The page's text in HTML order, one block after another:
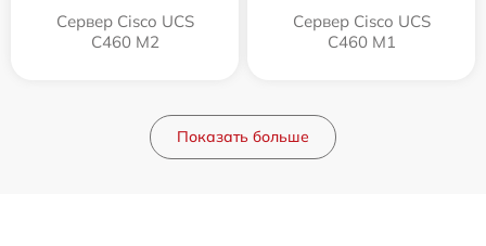
Сервер Cisco UCS
C460 M2
Сервер Cisco UCS
C460 M1
Показать больше